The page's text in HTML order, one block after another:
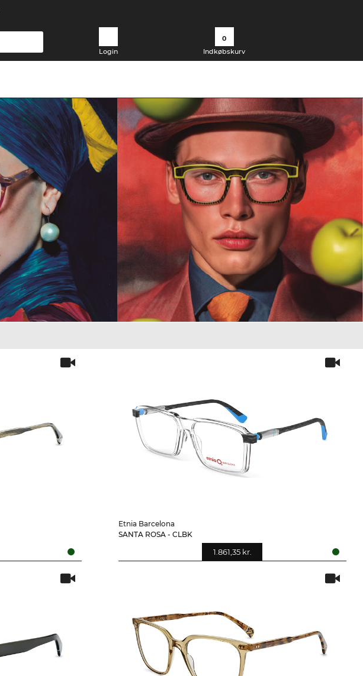
Login
0
Indkøbskurv
Etnia Barcelona
SANTA ROSA - CLBK
1.861,35 kr.